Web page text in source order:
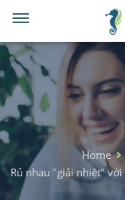
Home
Rủ nhau "giải nhiệt"